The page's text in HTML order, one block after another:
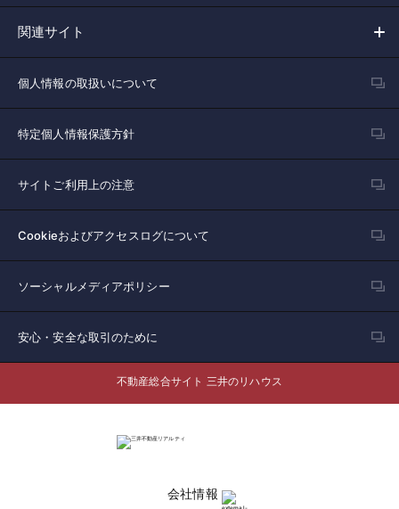
関連サイト
個人情報の取扱いについて
特定個人情報保護方針
サイトご利用上の注意
Cookieおよびアクセスログについて
ソーシャルメディアポリシー
安心・安全な取引のために
不動産総合サイト 三井のリハウス
会社情報